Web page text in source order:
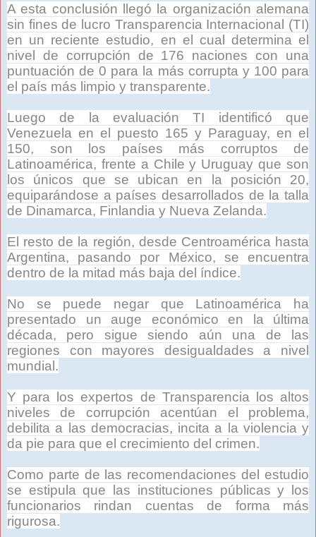
A esta conclusión llegó la organización alemana
sin fines de lucro Transparencia Internacional (TI)
en un reciente estudio, en el cual determina el
nivel de corrupción de 176 naciones con una
puntuación de 0 para la más corrupta y 100 para
el país más limpio y transparente.
Luego de la evaluación TI identificó que
Venezuela en el puesto 165 y Paraguay, en el
150, son los países más corruptos de
Latinoamérica, frente a Chile y Uruguay que son
los únicos que se ubican en la posición 20,
equiparándose a países desarrollados de la talla
de Dinamarca, Finlandia y Nueva Zelanda.
El resto de la región, desde Centroamérica hasta
Argentina, pasando por México, se encuentra
dentro de la mitad más baja del índice.
No se puede negar que Latinoamérica ha
presentado un auge económico en la última
década, pero sigue siendo aún una de las
regiones con mayores desigualdades a nivel
mundial.
Y para los expertos de Transparencia los altos
niveles de corrupción acentúan el problema,
debilita a las democracias, incita a la violencia y
da pie para que el crecimiento del crimen.
Como parte de las recomendaciones del estudio
se estipula que las instituciones públicas y los
funcionarios rindan cuentas de forma más
rigurosa.